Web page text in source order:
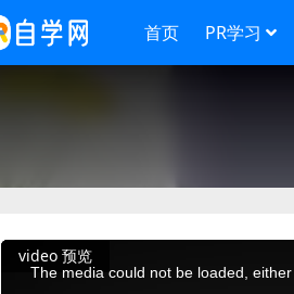
首页 PR学习
video 预览
This
The media could not be loaded,